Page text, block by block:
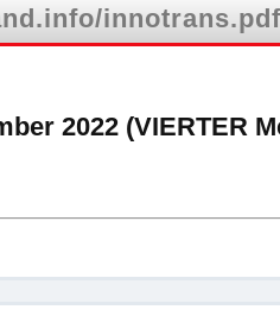
innotrans.pdf
2022 (VIERTER